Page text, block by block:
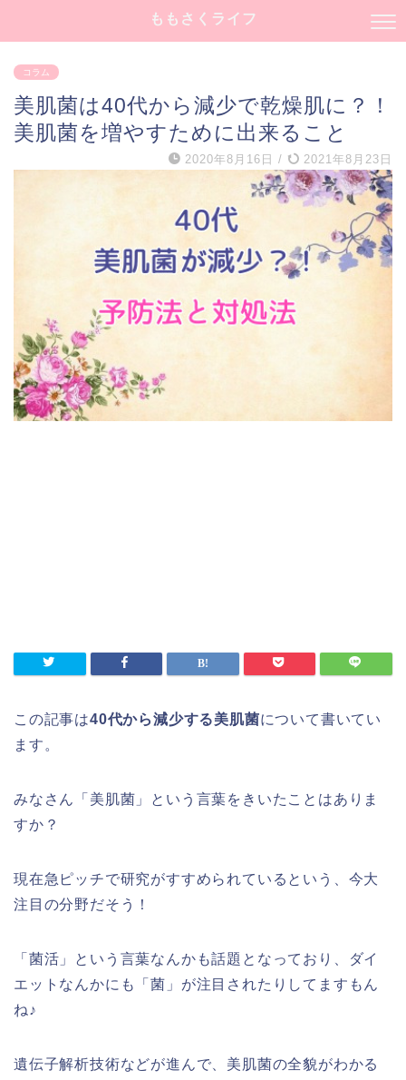
ももさくライフ
コラム
美肌菌は40代から減少で乾燥肌に？！
美肌菌を増やすために出来ること
2020年8月16日 / 2021年8月23日
この記事は40代から減少する美肌菌について書いてい
ます。
みなさん「美肌菌」という言葉をきいたことはありま
すか？
現在急ピッチで研究がすすめられているという、今大
注目の分野だそう！
「菌活」という言葉なんかも話題となっており、ダイ
エットなんかにも「菌」が注目されたりしてますもん
ね♪
遺伝子解析技術などが進んで、美肌菌の全貌がわかる